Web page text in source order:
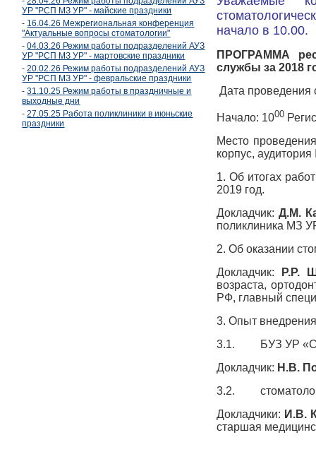
УР "РСП МЗ УР" - майские праздники
- 16.04.26 Межрегиональная конференция
"Актуальные вопросы стоматологии"
-04.03.26 Режим работы подразделений АУЗ
УР "РСП МЗ УР" - мартовские праздники
-20.02.26 Режим работы подразделений АУЗ
УР "РСП МЗ УР" - февральские праздники
-31.10.25 Режим работы в праздничные и
выходные дни
-27.05.25 Работа поликлиники в июньские
праздники
начало в 10.00.
ПРОГРАММА
службы за 2018
Дата проведения
Начало: 1000
Место
корпус,
1. Об итогах
2019 год.
Докладчик:Д.М.
поликлиника
2. Об оказании
Докладчик:
Р.Р.
возраста,
РФ, главный
3. Опыт
3.1. БУЗ УР
Докладчик: Н.В.
3.2.
Докладчики: И.В.
старшая